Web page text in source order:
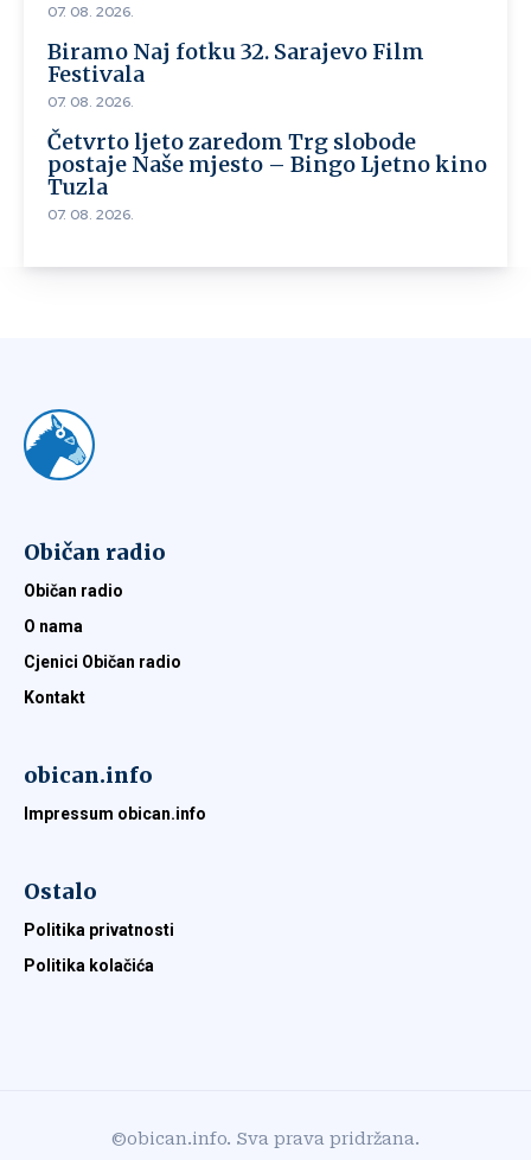
07. 08. 2026.
Biramo Naj fotku 32. Sarajevo Film
Festivala
07. 08. 2026.
Četvrto ljeto zaredom Trg slobode
postaje Naše mjesto – Bingo Ljetno kino
Tuzla
07. 08. 2026.
Običan radio
Običan radio
O nama
Cjenici Običan radio
Kontakt
obican.info
Impressum obican.info
Ostalo
Politika privatnosti
Politika kolačića
©obican.info. Sva prava pridržana.